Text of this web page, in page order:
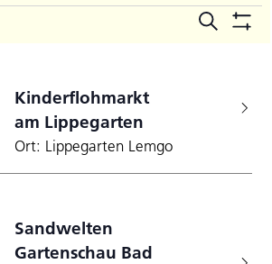
Suche
Kinderflohmarkt
am Lippegarten
Ort: Lippegarten Lemgo
Sandwelten
Gartenschau Bad